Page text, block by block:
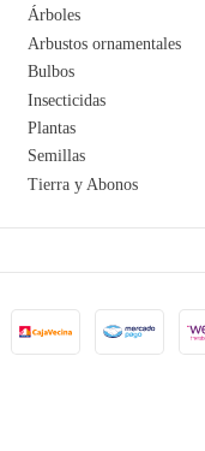
Árboles
Arbustos ornamentales
Bulbos
Insecticidas
Plantas
Semillas
Tierra y Abonos